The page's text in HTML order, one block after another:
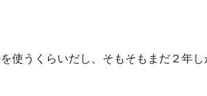
使うくらいだし、そもそもまだ２年し